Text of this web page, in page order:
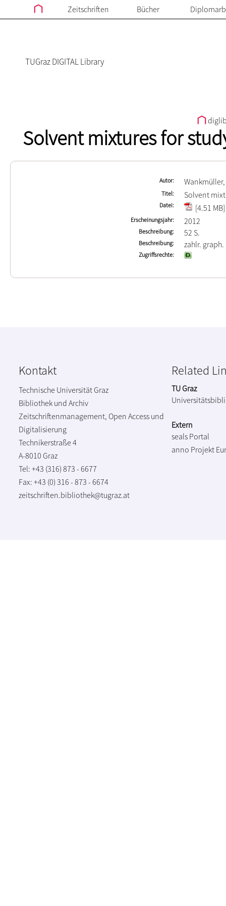
Zeitschriften Bücher
TUGraz DIGITAL Library
Solvent mixtures for
Autor
Titel Solvent
Datei [4.51 MB]
Erscheinungsjahr 2012
Beschreibung 52 S.
Beschreibung zahlr.
Zugriffsrechte
Kontakt
Technische Universität Graz
Bibliothek und Archiv
Zeitschriftenmanagement, Open Access und
Digitalisierung
Technikerstraße 4
A-8010 Graz
Tel: +43 (316) 873 - 6677
Fax: +43 (0) 316 - 873 - 6674
zeitschriften.bibliothek@tugraz.at
Related
TU Graz
Extern
seals Portal
anno Projekt